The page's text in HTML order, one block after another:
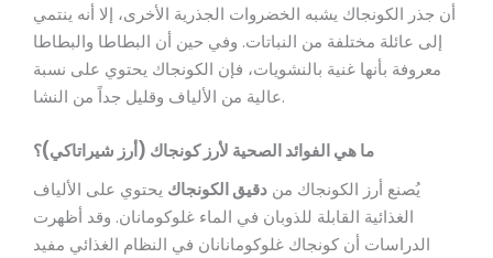
أن جذر الكونجاك يشبه الخضروات الجذرية الأخرى، إلا أنه ينتمي
إلى عائلة مختلفة من النباتات. وفي حين أن البطاطا والبطاطا
معروفة بأنها غنية بالنشويات، فإن الكونجاك يحتوي على نسبة
عالية من الألياف وقليل جداً من النشا.
ما هي الفوائد الصحية لأرز كونجاك (أرز شيراتاكي)؟
يُصنع أرز الكونجاك من دقيق الكونجاك يحتوي على الألياف
الغذائية القابلة للذوبان في الماء غلوكومانان. وقد أظهرت
الدراسات أن كونجاك غلوكومانانان في النظام الغذائي مفيد